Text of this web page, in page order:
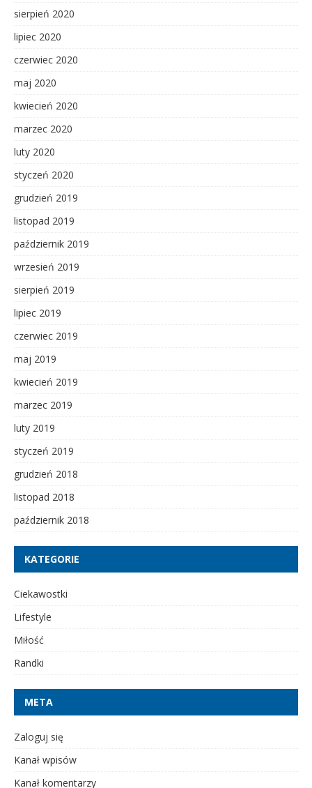
sierpień 2020
lipiec 2020
czerwiec 2020
maj 2020
kwiecień 2020
marzec 2020
luty 2020
styczeń 2020
grudzień 2019
listopad 2019
październik 2019
wrzesień 2019
sierpień 2019
lipiec 2019
czerwiec 2019
maj 2019
kwiecień 2019
marzec 2019
luty 2019
styczeń 2019
grudzień 2018
listopad 2018
październik 2018
KATEGORIE
Ciekawostki
Lifestyle
Miłość
Randki
META
Zaloguj się
Kanał wpisów
Kanał komentarzy